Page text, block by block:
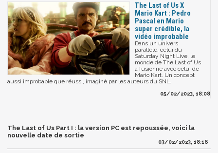
The Last of Us X
Mario Kart : Pedro
Pascal en Mario
super crédible, la
vidéo improbable
Dans un univers
parallèle, celui du
Saturday Night Live, le
monde de The Last of Us
a fusionné avec celui de
Mario Kart. Un concept
aussi improbable que réussi, imaginé par les auteurs du SNL.
05/02/2023, 18:08
The Last of Us Part I : la version PC est repoussée, voici la
nouvelle date de sortie
03/02/2023, 18:16